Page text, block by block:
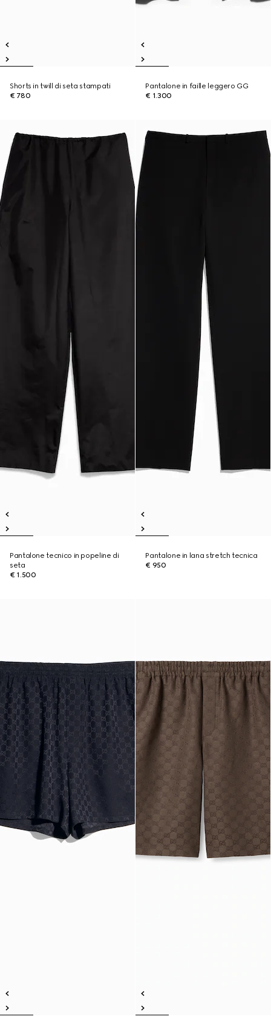
Shorts in twill di seta stampati
€ 780
Pantalone in faille leggero GG
€ 1.300
Pantalone tecnico in popeline di
seta
€ 1.500
Pantalone in lana stretch tecnica
€ 950